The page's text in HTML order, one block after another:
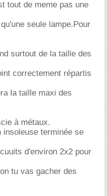
tout de meme pas une
seule lampe.Pour
surtout de la taille des
correctement répartis
la taille maxi des
à métaux.
terminée se
d'environ 2x2 pour
tu vas gacher des